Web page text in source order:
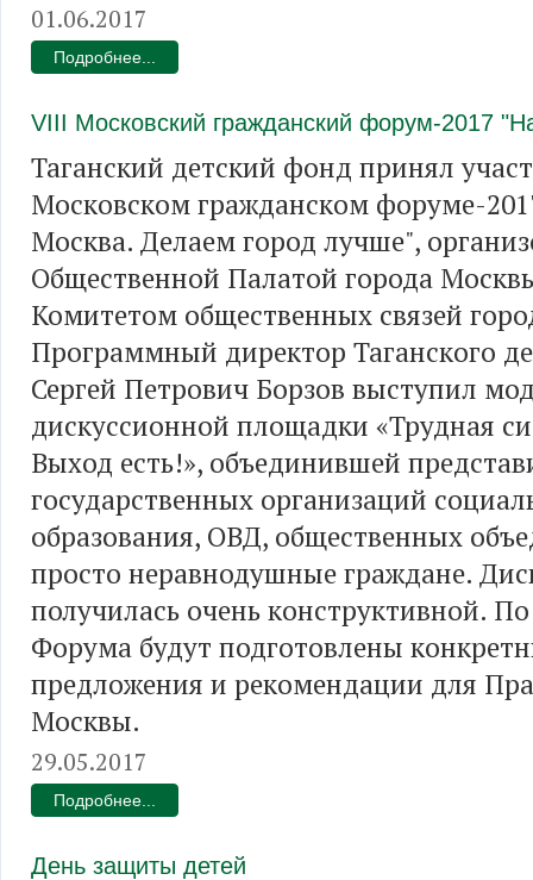
01.06.2017
Подробнее...
VIII Московский гражданский форум-2017
Таганский детский фонд принял
Московском гражданском форуме-
Москва. Делаем город лучше",
Общественной Палатой города
Комитетом общественных связей
Программный директор Таганского
Сергей Петрович Борзов выступил
дискуссионной площадки «Трудная
Выход есть!», объединившей
государственных организаций
образования, ОВД, общественных
просто неравнодушные граждане.
получилась очень конструктивной.
Форума будут подготовлены
предложения и рекомендации для
Москвы.
29.05.2017
Подробнее...
День защиты детей